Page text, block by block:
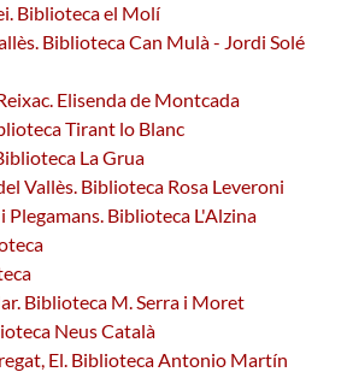
Biblioteca el Molí
Biblioteca Can Mulà - Jordi Solé
Elisenda de Montcada
Tirant lo Blanc
La Grua
Vallès. Biblioteca Rosa Leveroni
Plegamans. Biblioteca L'Alzina
Biblioteca M. Serra i Moret
Neus Català
El. Biblioteca Antonio Martín